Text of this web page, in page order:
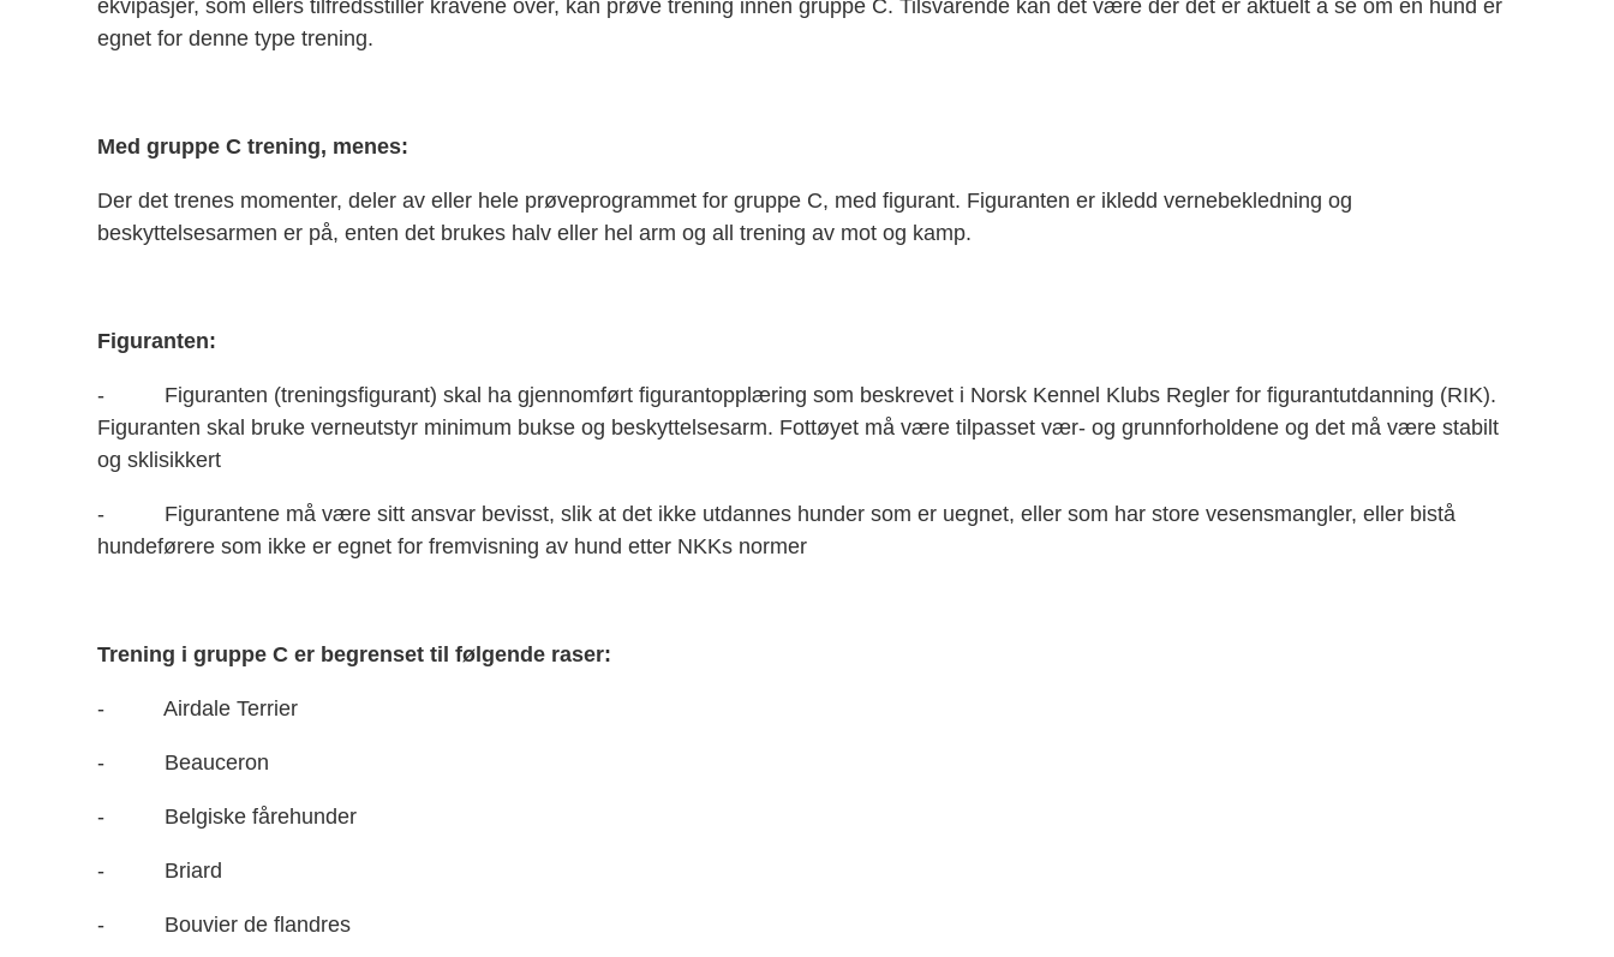
ekvipasjer, som ellers tilfredsstiller kravene over, kan prøve trening innen gruppe C. Tilsvarende kan det være der det er aktuelt å se om en hund er
egnet for denne type trening.
Med gruppe C trening, menes:
Der det trenes momenter, deler av eller hele prøveprogrammet for gruppe C, med figurant. Figuranten er ikledd vernebekledning og
beskyttelsesarmen er på, enten det brukes halv eller hel arm og all trening av mot og kamp.
Figuranten:
- Figuranten (treningsfigurant) skal ha gjennomført figurantopplæring som beskrevet i Norsk Kennel Klubs Regler for figurantutdanning (RIK).
Figuranten skal bruke verneutstyr minimum bukse og beskyttelsesarm. Fottøyet må være tilpasset vær- og grunnforholdene og det må være stabilt
og sklisikkert
- Figurantene må være sitt ansvar bevisst, slik at det ikke utdannes hunder som er uegnet, eller som har store vesensmangler, eller bistå
hundeførere som ikke er egnet for fremvisning av hund etter NKKs normer
Trening i gruppe C er begrenset til følgende raser:
- Airdale Terrier
- Beauceron
- Belgiske fårehunder
- Briard
- Bouvier de flandres